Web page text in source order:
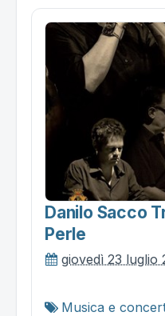
Danilo Sacco
Perle
giovedì 23 luglio
Musica e